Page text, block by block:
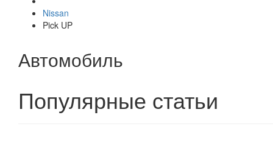
Nissan
Pick UP
Автомобиль
Популярные статьи